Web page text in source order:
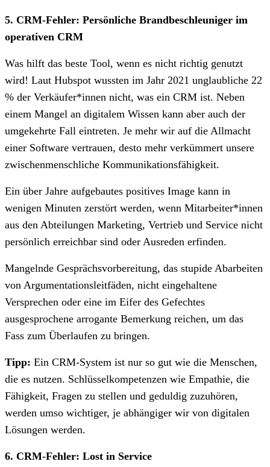
5. CRM-Fehler: Persönliche Brandbeschleuniger im
operativen CRM
Was hilft das beste Tool, wenn es nicht richtig genutzt
wird! Laut Hubspot wussten im Jahr 2021 unglaubliche 22
% der Verkäufer*innen nicht, was ein CRM ist. Neben
einem Mangel an digitalem Wissen kann aber auch der
umgekehrte Fall eintreten. Je mehr wir auf die Allmacht
einer Software vertrauen, desto mehr verkümmert unsere
zwischenmenschliche Kommunikationsfähigkeit.
Ein über Jahre aufgebautes positives Image kann in
wenigen Minuten zerstört werden, wenn Mitarbeiter*innen
aus den Abteilungen Marketing, Vertrieb und Service nicht
persönlich erreichbar sind oder Ausreden erfinden.
Mangelnde Gesprächsvorbereitung, das stupide Abarbeiten
von Argumentationsleitfäden, nicht eingehaltene
Versprechen oder eine im Eifer des Gefechtes
ausgesprochene arrogante Bemerkung reichen, um das
Fass zum Überlaufen zu bringen.
Tipp: Ein CRM-System ist nur so gut wie die Menschen,
die es nutzen. Schlüsselkompetenzen wie Empathie, die
Fähigkeit, Fragen zu stellen und geduldig zuzuhören,
werden umso wichtiger, je abhängiger wir von digitalen
Lösungen werden.
6. CRM-Fehler: Lost in Service